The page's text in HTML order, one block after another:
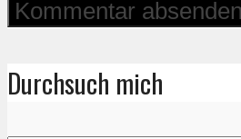
Durchsuch mich